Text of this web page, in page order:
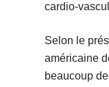
cardio-
Selon le
américaine
beaucoup